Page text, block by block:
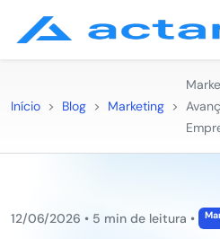
Início > Blog > Marketing >
12/06/2026 • 5 min de leitura •